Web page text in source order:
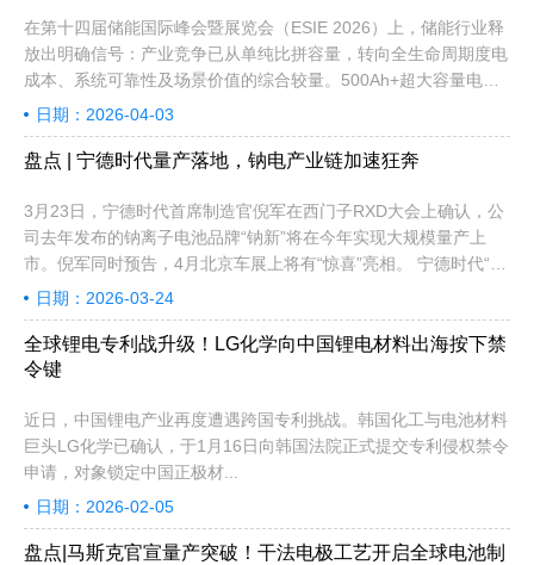
在第十四届储能国际峰会暨展览会（ESIE 2026）上，储能行业释
放出明确信号：产业竞争已从单纯比拼容量，转向全生命周期度电
成本、系统可靠性及场景价值的综合较量。500Ah+超大容量电芯
全面普及、储能与AI数据中心（AIDC）深度融合成为两大主线，
钠离子电池、固态电池等下一代技术也迎来商业化关键节点。
日期：2026-04-03
盘点 | 宁德时代量产落地，钠电产业链加速狂奔
3月23日，宁德时代首席制造官倪军在西门子RXD大会上确认，公
司去年发布的钠离子电池品牌“钠新”将在今年实现大规模量产上
市。倪军同时预告，4月北京车展上将有“惊喜”亮相。 宁德时代“钠
新”钠离子电池电芯能量密度最高可达175Wh/kg，与主流磷酸铁锂
电池基本持平，纯电车型续航可超过400公里。该电池在-20℃环
境下可用电量保持率超过92%，-40℃极寒条件下容量保持率仍超
过90%。安全性方面，即使遭遇锯断、针刺等极端测试，电池也完
全球首款钠电量产乘用车预计年中上市，未来将在阿维塔、深蓝、
启源等品牌搭载“钠新”电池。在-30℃环境下，长安首款钠电乘用
车的整车放电功率比同电量铁锂车型提升近3倍。
日期：2026-03-24
全球锂电专利战升级！LG化学向中国锂电材料出海按下禁
令键
近日，中国锂电产业再度遭遇跨国专利挑战。韩国化工与电池材料
巨头LG化学已确认，于1月16日向韩国法院正式提交专利侵权禁令
申请，对象锁定中国正极材...
日期：2026-02-05
盘点|马斯克官宣量产突破！干法电极工艺开启全球电池制